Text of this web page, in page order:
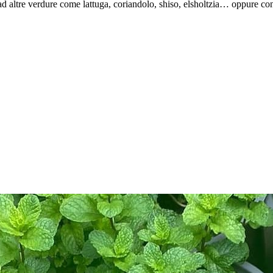
altre verdure come lattuga, coriandolo, shiso, elsholtzia… oppure